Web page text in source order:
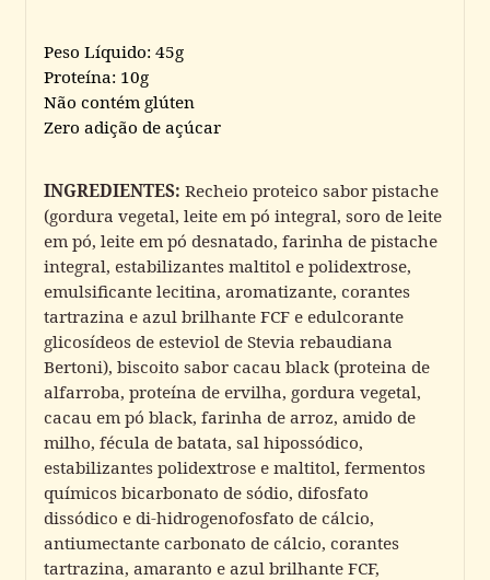
Peso Líquido: 45g
Proteína: 10g
Não contém glúten
Zero adição de açúcar
INGREDIENTES: Recheio proteico sabor pistache
(gordura vegetal, leite em pó integral, soro de leite
em pó, leite em pó desnatado, farinha de pistache
integral, estabilizantes maltitol e polidextrose,
emulsificante lecitina, aromatizante, corantes
tartrazina e azul brilhante FCF e edulcorante
glicosídeos de esteviol de Stevia rebaudiana
Bertoni), biscoito sabor cacau black (proteina de
alfarroba, proteína de ervilha, gordura vegetal,
cacau em pó black, farinha de arroz, amido de
milho, fécula de batata, sal hipossódico,
estabilizantes polidextrose e maltitol, fermentos
químicos bicarbonato de sódio, difosfato
dissódico e di-hidrogenofosfato de cálcio,
antiumectante carbonato de cálcio, corantes
tartrazina, amaranto e azul brilhante FCF,